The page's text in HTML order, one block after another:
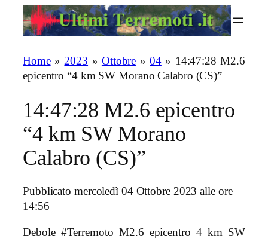
Home»2023 » Ottobre »04» 14:47:28 M2.6
epicentro “4 km SW Morano Calabro (CS)”
14:47:28 M2.6 epicentro
“4 km SW Morano
Calabro (CS)”
Pubblicato mercoledì 04 Ottobre 2023 alle ore
14:56
Debole #Terremoto M2.6 epicentro 4 km SW